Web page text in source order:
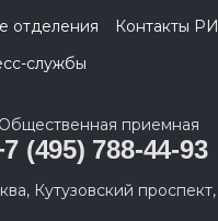
отделения
Контакты
службы
Общественная приемная
(495) 788-44-93
Кутузовский